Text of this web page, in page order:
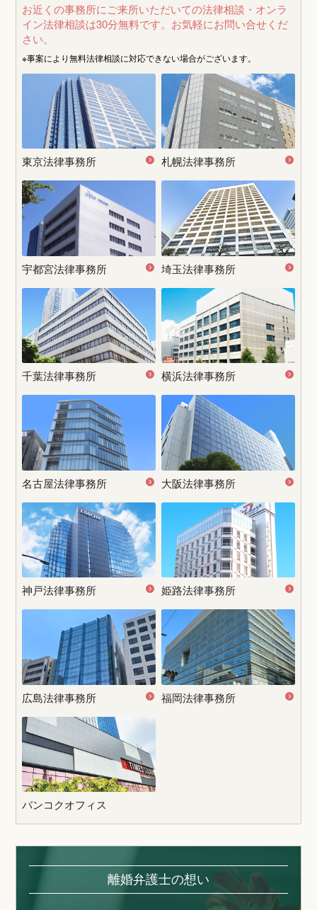
お近くの事務所にご来所いただいての法律相談・オンラ
イン法律相談は30分無料です。 お気軽にお問い合せくだ
さい。
※事案により無料法律相談に対応できない場合がございます。
東京法律事務所 札幌法律事務所
宇都宮法律事務所 埼玉法律事務所
千葉法律事務所 横浜法律事務所
名古屋法律事務所 大阪法律事務所
神戸法律事務所 姫路法律事務所
広島法律事務所 福岡法律事務所
バンコクオフィス
離婚弁護士の想い